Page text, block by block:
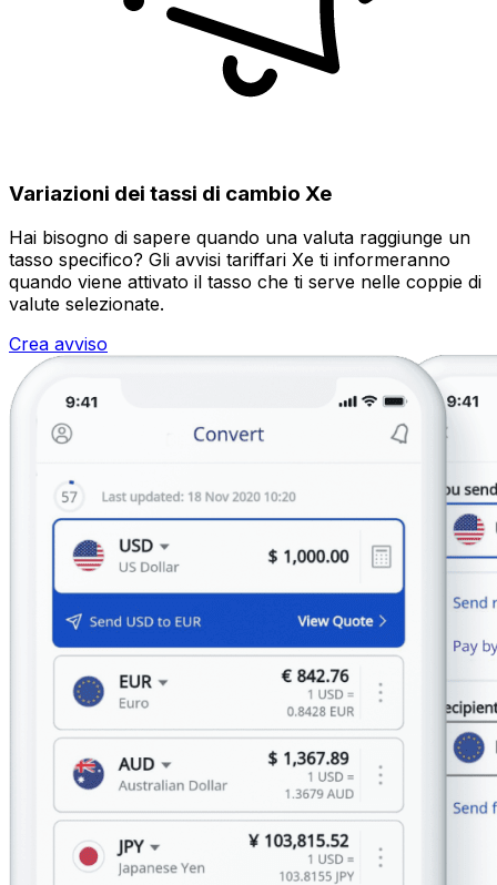
Variazioni dei tassi di cambio Xe
Hai bisogno di sapere quando una valuta raggiunge un
tasso specifico? Gli avvisi tariffari Xe ti informeranno
quando viene attivato il tasso che ti serve nelle coppie di
valute selezionate.
Crea avviso